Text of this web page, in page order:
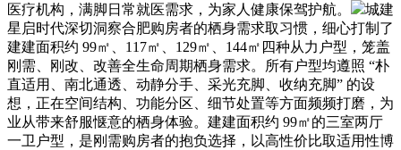
医疗机构，满脚日常就医需求，为家人健康保驾护航。
城建
星启时代深切洞察合肥购房者的栖身需求取习惯，细心打制了
建建面积约 99㎡、117㎡、129㎡、144㎡四种从力户型，笼盖
刚需、刚改、改善全生命周期栖身需求。所有户型均遵照 “朴
直适用、南北通透、动静分手、采光充脚、收纳充脚” 的设
想，正在空间结构、功能分区、细节处置等方面频频打磨，为
业从带来舒服惬意的栖身体验。建建面积约 99㎡的三室两厅
一卫户型，是刚需购房者的抱负选择，以高性价比取适用性博